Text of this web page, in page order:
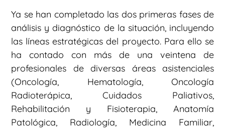
Ya se han completado las dos primeras fases de
análisis y diagnóstico de la situación, incluyendo
las líneas estratégicas del proyecto. Para ello se
ha contado con más de una veintena de
profesionales de diversas áreas asistenciales
(Oncología, Hematología, Oncología
Radioterápica, Cuidados Paliativos,
Rehabilitación y Fisioterapia, Anatomía
Patológica, Radiología, Medicina Familiar,